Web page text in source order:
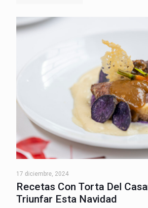
17 diciembre, 2024
Recetas Con Torta Del
Triunfar Esta Navidad